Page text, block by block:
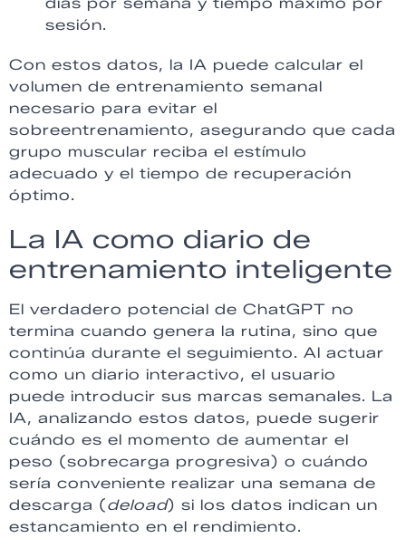
sesión.
Con estos datos, la IA puede calcular el
volumen de entrenamiento semanal
necesario para evitar el
sobreentrenamiento, asegurando que cada
grupo muscular reciba el estímulo
adecuado y el tiempo de recuperación
óptimo.
La IA como diario de
entrenamiento inteligente
El verdadero potencial de ChatGPT no
termina cuando genera la rutina, sino que
continúa durante el seguimiento. Al actuar
como un diario interactivo, el usuario
puede introducir sus marcas semanales. La
IA, analizando estos datos, puede sugerir
cuándo es el momento de aumentar el
peso (sobrecarga progresiva) o cuándo
sería conveniente realizar una semana de
descarga (deload) si los datos indican un
estancamiento en el rendimiento.